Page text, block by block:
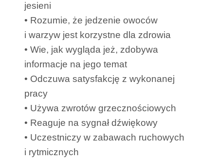
jesieni
• Rozumie, że jedzenie owoców
i warzyw jest korzystne dla zdrowia
• Wie, jak wygląda jeż, zdobywa
informacje na jego temat
• Odczuwa satysfakcję z wykonanej
pracy
• Używa zwrotów grzecznościowych
• Reaguje na sygnał dźwiękowy
• Uczestniczy w zabawach ruchowych
i rytmicznych